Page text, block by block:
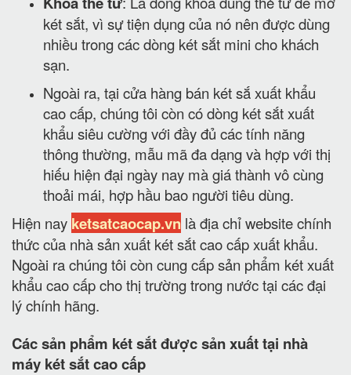
két sắt, vì sự tiện dụng của nó nên được dùng
nhiều trong các dòng két sắt mini cho khách
sạn.
Ngoài ra, tại cửa hàng bán két sắ xuất khẩu
cao cấp, chúng tôi còn có dòng két sắt xuất
khẩu siêu cường với đầy đủ các tính năng
thông thường, mẫu mã đa dạng và hợp với thị
hiếu hiện đại ngày nay mà giá thành vô cùng
thoải mái, hợp hầu bao người tiêu dùng.
Hiện nay ketsatcaocap.vn là địa chỉ website chính
thức của nhà sản xuất két sắt cao cấp xuất khẩu.
Ngoài ra chúng tôi còn cung cấp sản phẩm két xuất
khẩu cao cấp cho thị trường trong nước tại các đại
lý chính hãng.
Các sản phẩm két sắt được sản xuất tại nhà
máy két sắt cao cấp